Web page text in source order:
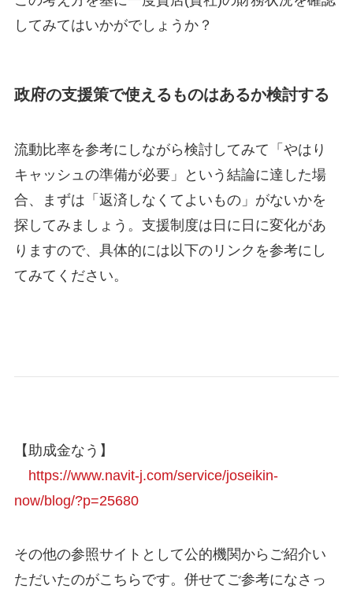
してみてはいかがでしょうか？
政府の支援策で使えるものはあるか検討する
流動比率を参考にしながら検討してみて「やはり
キャッシュの準備が必要」という結論に達した場
合、まずは「返済しなくてよいもの」がないかを
探してみましょう。支援制度は日に日に変化があ
りますので、具体的には以下のリンクを参考にし
てみてください。
【助成金なう】
https://www.navit-j.com/service/joseikin-
now/blog/?p=25680
その他の参照サイトとして公的機関からご紹介い
ただいたのがこちらです。併せてご参考になさっ